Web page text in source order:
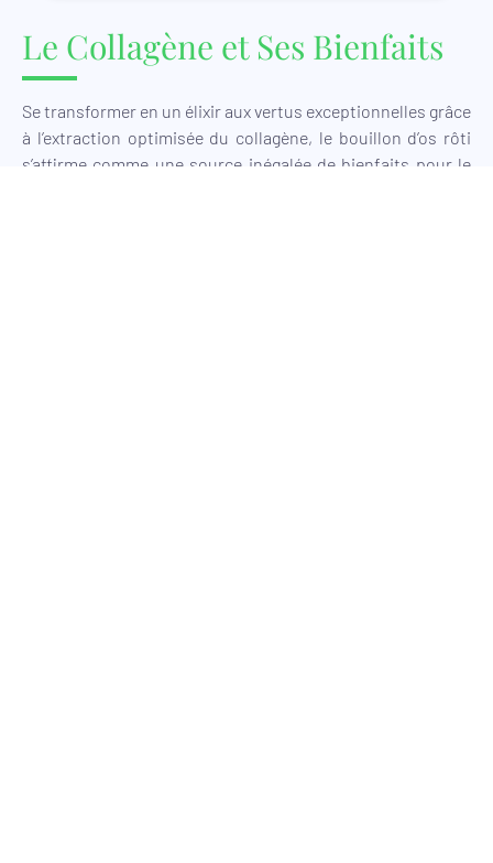
Le Collagène et Ses Bienfaits
Se transformer en un élixir aux vertus exceptionnelles grâce
à l’extraction optimisée du collagène, le bouillon d’os rôti
s’affirme comme une source inégalée de bienfaits pour le